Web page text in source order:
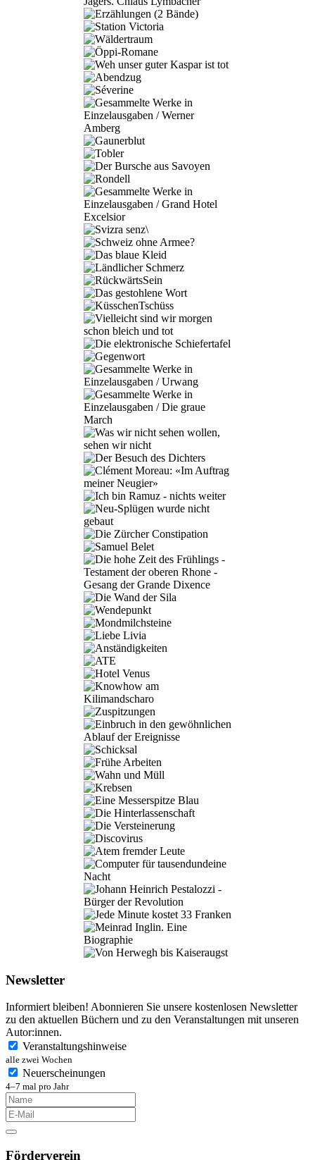
Newsletter
Informiert bleiben! Abonnieren Sie unsere kostenlosen Newsletter
zu den aktuellen Büchern und zu den Veranstaltungen mit unseren
Autor:innen.
Veranstaltungshinweise
alle zwei Wochen
Neuerscheinungen
4–7 mal pro Jahr
Förderverein